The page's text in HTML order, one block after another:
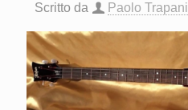
Scritto da Paolo Trapani